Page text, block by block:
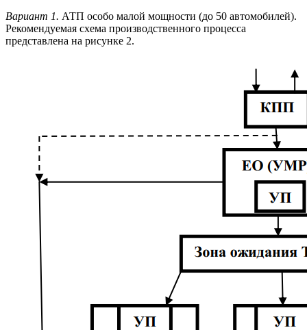
Вариант 1. АТП особо малой мощности (до 50 автомобилей).
Рекомендуемая схема производственного процесса
представлена на рисунке 2.